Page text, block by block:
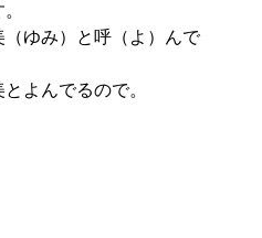
ゆみ）と呼（よ）んで
よんでるので。